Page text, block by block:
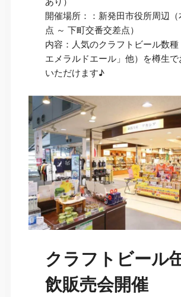
開催場所：：新発田市役所周辺
点 ～ 下町交番交差点）
内容：人気のクラフトビール数
エメラルドエール」他）を樽生
いただけます♪
クラフトビール
飲販売会開催